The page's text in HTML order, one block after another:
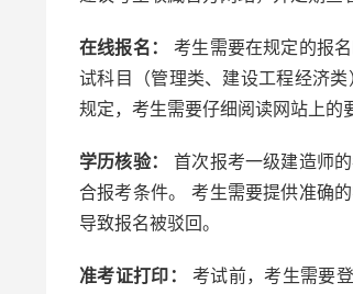
在线报名：
考生需要在规定的报
试科目（管理类、建设工程经济
规定，考生需要仔细阅读网站上的
学历核验：
首次报考一级建造师
合报考条件。 考生需要提供准确
导致报名被驳回。
准考证打印：
考试前，考生需要